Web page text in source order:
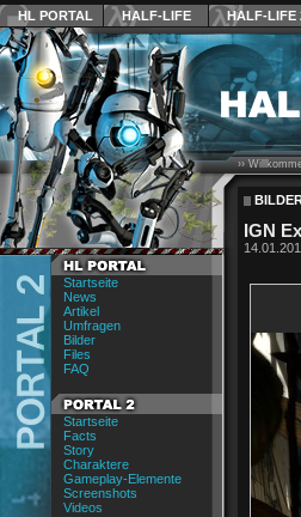
HL PORTAL HALF-LIFE HALF-LIFE
Startseite
News
Artikel
Umfragen
Bilder
Files
FAQ
Startseite
Facts
Story
Charaktere
Gameplay-Elemente
Screenshots
Videos
››
IGN